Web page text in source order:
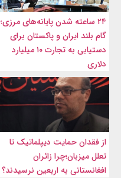
۲۴ ساعته شدن پایانه‌های مرزی؛
گام بلند ایران و پاکستان برای
دستیابی به تجارت ۱۰ میلیارد
دلاری
از فقدان حمایت دیپلماتیک تا
تعلل میزبان؛چرا زائران
افغانستانی به اربعین نرسیدند؟